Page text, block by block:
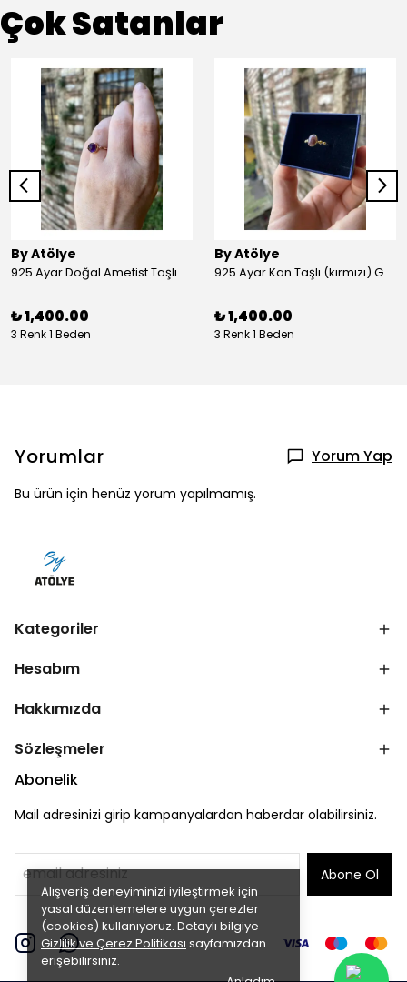
Alışveriş deneyiminizi iyileştirmek için
yasal düzenlemelere uygun çerezler
(cookies) kullanıyoruz. Detaylı bilgiye
Gizlilik ve Çerez Politikası sayfamızdan
erişebilirsiniz.
Çok Satanlar
By Atölye
925 Ayar Doğal Ametist Taşlı Yuvarlak Gümüş Yüzük
₺ 1,400.00
3 Renk 1 Beden
By Atölye
925 Ayar Kan Taşlı (kırmızı) Gümüş Yüzük
₺ 1,400.00
3 Renk 1 Beden
Yorumlar Yorum Yap
Bu ürün için henüz yorum yapılmamış.
Kategoriler
Hesabım
Hakkımızda
Sözleşmeler
Abonelik
Mail adresinizi girip kampanyalardan haberdar olabilirsiniz.
Abone Ol